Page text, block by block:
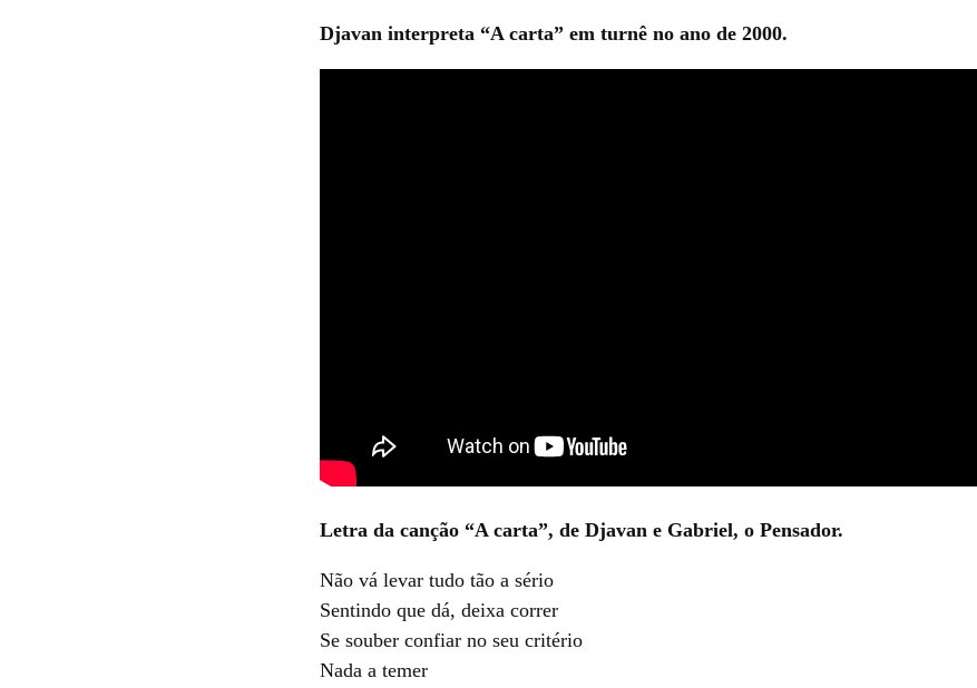
Djavan interpreta “A carta” em turnê no ano de 2000.
Letra da canção “A carta”, de Djavan e Gabriel, o Pensador.
Não vá levar tudo tão a sério
Sentindo que dá, deixa correr
Se souber confiar no seu critério
Nada a temer